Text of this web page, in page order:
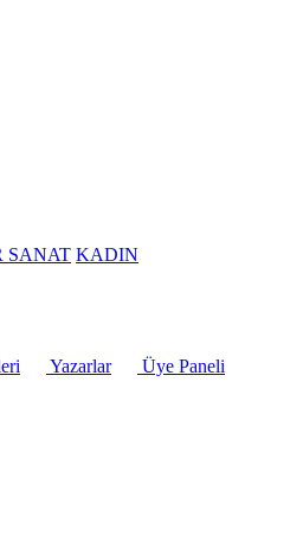
SANAT KADIN
Yazarlar
Üye Paneli